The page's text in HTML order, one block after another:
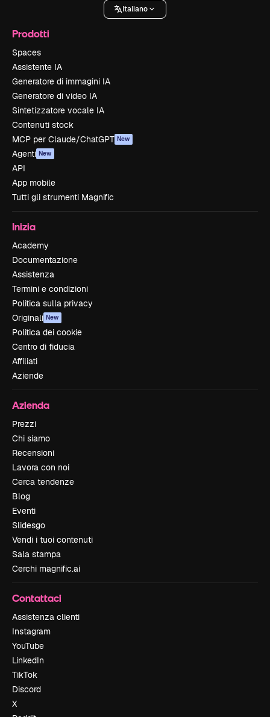
Italiano
Prodotti
Spaces
Assistente IA
Generatore di immagini IA
Generatore di video IA
Sintetizzatore vocale IA
Contenuti stock
MCP per Claude/ChatGPT New
Agenti New
API
App mobile
Tutti gli strumenti Magnific
Inizia
Academy
Documentazione
Assistenza
Termini e condizioni
Politica sulla privacy
Originali New
Politica dei cookie
Centro di fiducia
Affiliati
Aziende
Azienda
Prezzi
Chi siamo
Recensioni
Lavora con noi
Cerca tendenze
Blog
Eventi
Slidesgo
Vendi i tuoi contenuti
Sala stampa
Cerchi magnific.ai
Contattaci
Assistenza clienti
Instagram
YouTube
LinkedIn
TikTok
Discord
X